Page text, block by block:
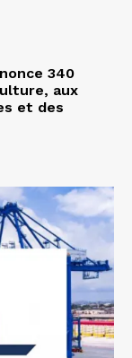
340
aux
et des